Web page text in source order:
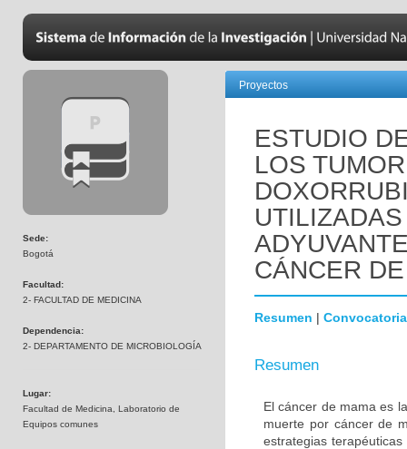
Sede:
Bogotá
Facultad:
2- FACULTAD DE MEDICINA
Dependencia:
2- DEPARTAMENTO DE MICROBIOLOGÍA
Lugar:
Facultad de Medicina, Laboratorio de
Equipos comunes
Proyectos
ESTUDIO
LOS
CÁNCER
Resumen | Convocatoria
Resumen
El cáncer de mama es
muerte por cáncer de
estrategias